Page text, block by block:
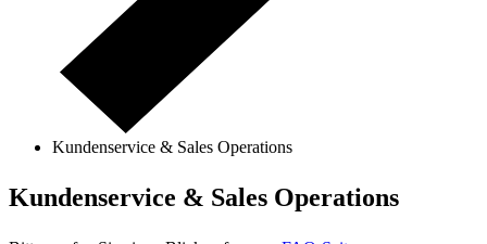
Kundenservice & Sales Operations
Kundenservice & Sales Operations